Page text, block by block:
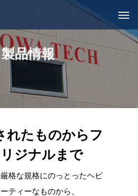
製品情報
れたものからフ
ジナルまで
格な規格にのっとったヘビ
ティーなものから、